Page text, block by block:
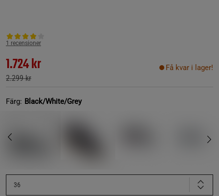
1 recensioner
1.724 kr
2.299 kr
Få kvar i lager!
Färg: Black/White/Grey
36